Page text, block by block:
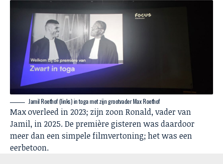
Jamil Roethof (links) in toga met zijn grootvader Max Roethof
Max overleed in 2023; zijn zoon Ronald, vader van
Jamil, in 2025. De première gisteren was daardoor
meer dan een simpele filmvertoning; het was een
eerbetoon.